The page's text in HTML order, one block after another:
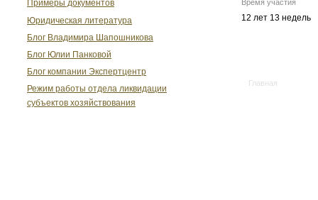
Примеры документов
Юридическая литература
Блог Владимира Шапошникова
Блог Юлии Панковой
Блог компании Экспертцентр
Режим работы отдела ликвидации
субъектов хозяйствования
Время участия
12 лет 13 недель
Главная